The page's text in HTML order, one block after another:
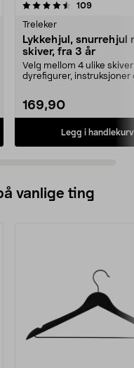
109
Treleker
Lykkehjul, snurrehjul
skiver, fra 3 år
Velg mellom 4 ulike
dyrefigurer, instruksjoner
169,90
Legg i handlekurv
4.5 av 5 stjerner
vanlige ting